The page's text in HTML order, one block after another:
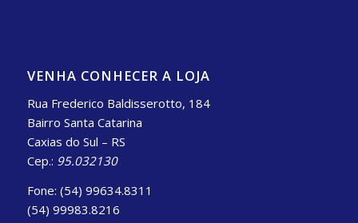
VENHA CONHECER A LOJA
Rua Frederico Baldisserotto, 184
Bairro Santa Catarina
Caxias do Sul – RS
Cep.: 95.032130
Fone: (54) 99634.8311
(54) 99983.8216